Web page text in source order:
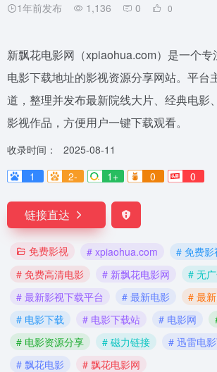
1年前发布 1,136 0 0
新飘花电影网（xpiaohua.com）是一个
电影下载地址的影视资源分享网站。平台
道，整理并发布最新院线大片、经典电影
影视作品，方便用户一键下载观看。
收录时间：
2025-08-11
1
2- 1+ 0 0
链接直达
免费影视 # xpiaohua.com
# 免费
# 免费高清电影
# 新飘花电影网
# 无
# 最新影视下载平台
# 最新电影
# 最
# 电影下载
# 电影下载站 # 电影网
# 电影资源分享
# 磁力链接
# 迅雷电
# 飘花电影
# 飘花电影网